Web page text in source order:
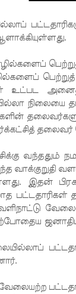
உட்பட
நிலையை
தலைவர்
வந்ததும்
இதன்
பட்டதாரிகள்
வேலையற்ற